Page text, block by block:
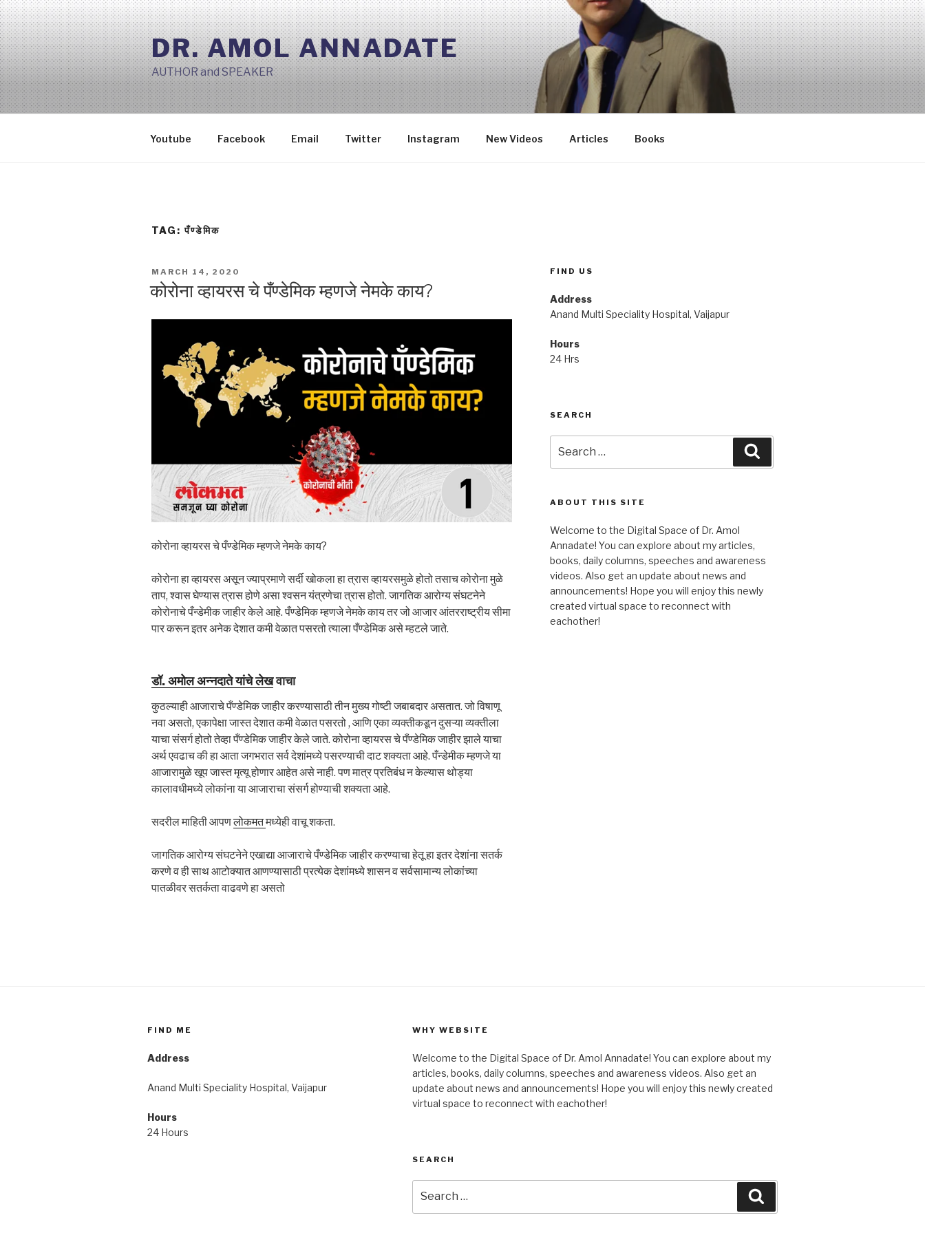
Skip
to
content
DR. AMOL ANNADATE
AUTHOR and SPEAKER
Youtube Facebook Email Twitter Instagram New Videos Articles Books
TAG:पँण्डेमिक
POSTED
ON
MARCH 14, 2020
कोरोना व्हायरस चे पँण्डेमिक म्हणजे नेमके काय?
कोरोना व्हायरस चे पँण्डेमिक म्हणजे नेमके काय?
कोरोना हा व्हायरस असून ज्याप्रमाणे सर्दी खोकला हा त्रास व्हायरसमुळे होतो तसाच कोरोना मुळे
ताप, श्वास घेण्यास त्रास होणे असा श्वसन यंत्रणेचा त्रास होतो. जागतिक आरोग्य संघटनेने
कोरोनाचे पँन्डेमीक जाहीर केले आहे. पँण्डेमिक म्हणजे नेमके काय तर जो आजार आंतरराष्ट्रीय सीमा
पार करून इतर अनेक देशात कमी वेळात पसरतो त्याला पँण्डेमिक असे म्हटले जाते.
डॉ. अमोल अन्नदाते यांचे लेखवाचा
कुठल्याही आजाराचे पँण्डेमिक जाहीर करण्यासाठी तीन मुख्य गोष्टी जबाबदार असतात. जो विषाणू
नवा असतो, एकापेक्षा जास्त देशात कमी वेळात पसरतो , आणि एका व्यक्तीकडून दुसऱ्या व्यक्तीला
याचा संसर्ग होतो तेव्हा पँण्डेमिक जाहीर केले जाते. कोरोना व्हायरस चे पँण्डेमिक जाहीर झाले याचा
अर्थ एवढाच की हा आता जगभरात सर्व देशांमध्ये पसरण्याची दाट शक्यता आहे. पँन्डेमीक म्हणजे या
आजारामुळे खूप जास्त मृत्यू होणार आहेत असे नाही. पण मात्र प्रतिबंध न केल्यास थोड्या
कालावधीमध्ये लोकांना या आजाराचा संसर्ग होण्याची शक्यता आहे.
सदरील माहिती आपणलोकमतमध्येही वाचू शकता.
जागतिक आरोग्य संघटनेने एखाद्या आजाराचे पँण्डेमिक जाहीर करण्याचा हेतू हा इतर देशांना सतर्क
करणे व ही साथ आटोक्यात आणण्यासाठी प्रत्येक देशांमध्ये शासन व सर्वसामान्य लोकांच्या
पातळीवर सतर्कता वाढवणे हा असतो
FIND US
Address
Anand Multi Speciality Hospital, Vaijapur
Hours
24 Hrs
SEARCH
for:
ABOUT THIS SITE
Welcome to the Digital Space of Dr. Amol
Annadate! You can explore about my articles,
books, daily columns, speeches and awareness
videos. Also get an update about news and
announcements! Hope you will enjoy this newly
created virtual space to reconnect with
eachother!
FIND ME
Address
Anand Multi Speciality Hospital, Vaijapur
Hours
24 Hours
WHY WEBSITE
Welcome to the Digital Space of Dr. Amol Annadate! You can explore about my
articles, books, daily columns, speeches and awareness videos. Also get an
update about news and announcements! Hope you will enjoy this newly created
virtual space to reconnect with eachother!
SEARCH
for: